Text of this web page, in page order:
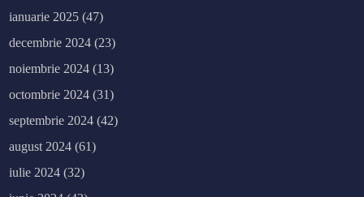
ianuarie 2025 (47)
decembrie 2024 (23)
noiembrie 2024 (13)
octombrie 2024 (31)
septembrie 2024 (42)
august 2024 (61)
iulie 2024 (32)